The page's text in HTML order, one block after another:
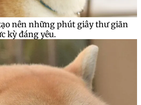
nên những phút giây thư giãn
kỳ đáng yêu.